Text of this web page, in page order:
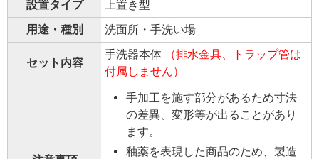
設置タイプ
上置き型
用途・種別
洗面所・手洗い場
セット内容
手洗器本体
（排水金具、トラップ管は
付属しません）
手加工を施す部分があるため寸法
の差異、変形等が出ることがあり
ます。
釉薬を表現した商品のため、製造